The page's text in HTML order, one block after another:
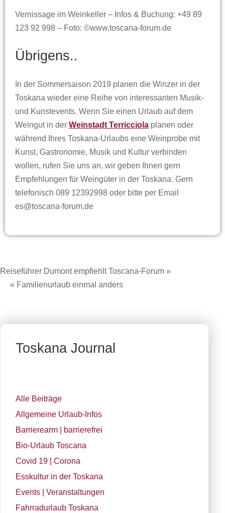
Vernissage im Weinkeller – Infos & Buchung: +49 89
123 92 998 – Foto: ©www.toscana-forum.de
Übrigens..
In der Sommersaison 2019 planen die Winzer in der
Toskana wieder eine Reihe von interessanten Musik-
und Kunstevents. Wenn Sie einen Urlaub auf dem
Weingut in der Weinstadt Terricciola planen oder
während Ihres Toskana-Urlaubs eine Weinprobe mit
Kunst, Gastronomie, Musik und Kultur verbinden
wollen, rufen Sie uns an, wir geben Ihnen gern
Empfehlungen für Weingüter in der Toskana. Gern
telefonisch 089 12392998 oder bitte per Email
es@toscana-forum.de
Reiseführer Dumont empfiehlt Toscana-Forum »
« Familienurlaub einmal anders
Toskana Journal
Alle Beiträge
Allgemeine Urlaub-Infos
Barrierearm | barrierefrei
Bio-Urlaub Toscana
Covid 19 | Corona
Esskultur in der Toskana
Events | Veranstaltungen
Fahrradurlaub Toskana